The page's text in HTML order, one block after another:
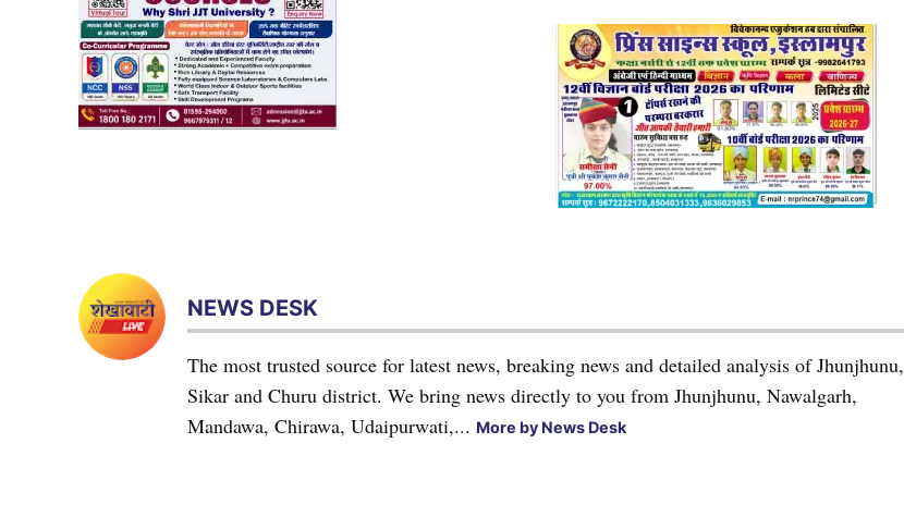
NEWS DESK
The most trusted source for latest news, breaking news and detailed analysis of Jhunjhunu,
Sikar and Churu district. We bring news directly to you from Jhunjhunu, Nawalgarh,
Mandawa, Chirawa, Udaipurwati,... More by News Desk